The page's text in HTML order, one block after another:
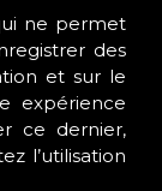
ne permet
des
et sur le
expérience
ce dernier,
l’utilisation